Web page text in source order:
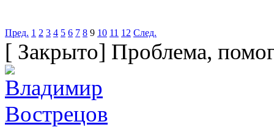
Пред. 1 2 3 4 5 6 7 8 9 10 11 12 След.
[ Закрыто] Проблема,